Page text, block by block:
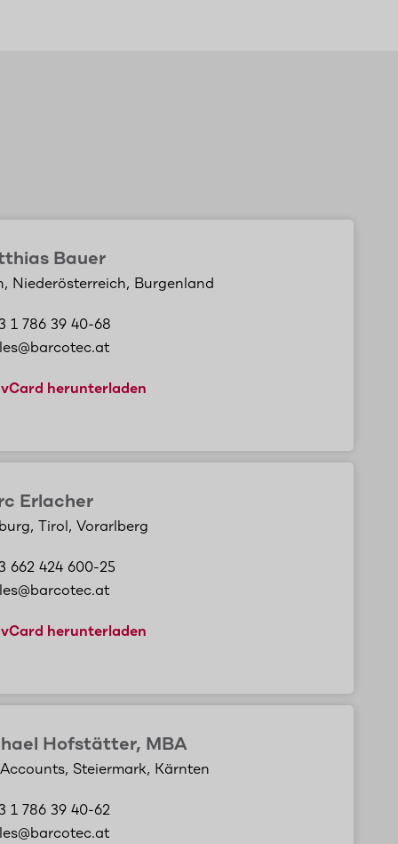
Bauer
Niederösterreich, Burgenland
1 786 39 40-68
vCard herunterladen
Erlacher
Tirol, Vorarlberg
662 424 600-25
vCard herunterladen
Hofstätter, MBA
Steiermark, Kärnten
1 786 39 40-62